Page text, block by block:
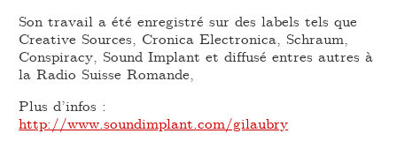
Son travail a été enregistré sur des labels tels que
Creative Sources, Cronica Electronica, Schraum,
Conspiracy, Sound Implant et diffusé entres autres à
la Radio Suisse Romande,
Plus d’infos :
http://www.soundimplant.com/gilaubry